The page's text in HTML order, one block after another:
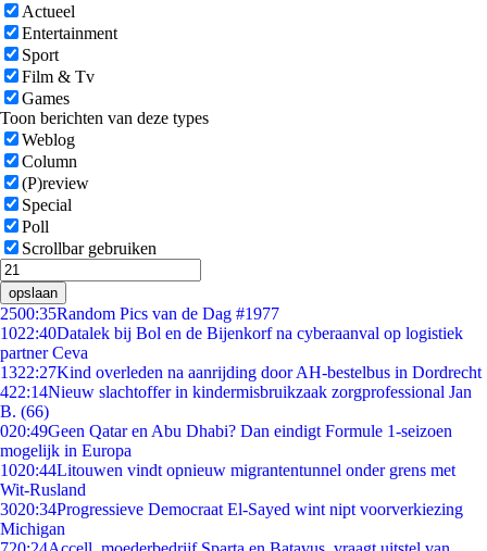
Actueel
Entertainment
Sport
Film & Tv
Games
Toon berichten van deze types
Weblog
Column
(P)review
Special
Poll
Scrollbar gebruiken
opslaan
2500:35Random Pics van de Dag #1977
1022:40Datalek bij Bol en de Bijenkorf na cyberaanval op logistiek
partner Ceva
1322:27Kind overleden na aanrijding door AH-bestelbus in Dordrecht
422:14Nieuw slachtoffer in kindermisbruikzaak zorgprofessional Jan
B. (66)
020:49Geen Qatar en Abu Dhabi? Dan eindigt Formule 1-seizoen
mogelijk in Europa
1020:44Litouwen vindt opnieuw migrantentunnel onder grens met
Wit-Rusland
3020:34Progressieve Democraat El-Sayed wint nipt voorverkiezing
Michigan